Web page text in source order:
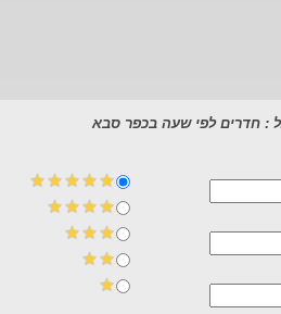
: חדרים לפי שעה בכפר סבא